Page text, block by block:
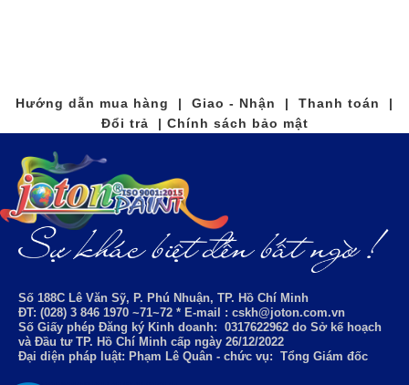
Hướng dẫn mua hàng | Giao - Nhận | Thanh toán |
Đổi trả | Chính sách bảo mật
Số 188C Lê Văn Sỹ, P. Phú Nhuận, TP. Hồ Chí Minh
ĐT: (028) 3 846 1970 ~71~72 * E-mail : cskh@joton.com.vn
Số Giấy phép Đăng ký Kinh doanh: 0317622962 do Sở kế hoạch
và Đầu tư TP. Hồ Chí Minh cấp ngày 26/12/2022
Đại diện pháp luật: Phạm Lê Quân - chức vụ: Tổng Giám đốc